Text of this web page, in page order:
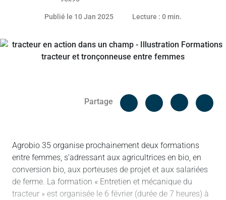
Publié le 10 Jan 202509 janvier 2025
Lecture : 0 min.
Partage
Facebook
Agrobio 35 organise prochainement deux formations
entre femmes, s’adressant aux agricultrices en bio, en
conversion bio, aux porteuses de projet et aux salariées
de ferme. La formation « Entretien et mécanique du
tracteur » est organisée le 6 février (durée de 7 heures) à